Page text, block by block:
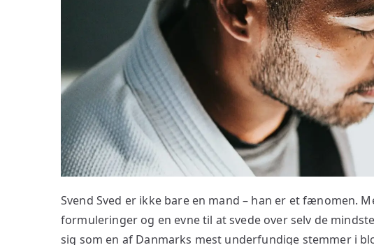
Svend Sved er ikke bare en mand – han er et fænomen.
formuleringer og en evne til at svede over selv de
sig som en af Danmarks mest underfundige stemmer i